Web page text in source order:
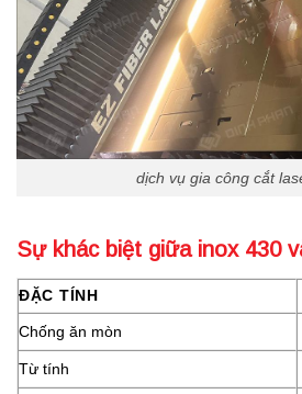
dịch vụ gia công cắt
Sự khác biệt giữa inox 430
ĐẶC TÍNH
Chống ăn mòn
Từ tính